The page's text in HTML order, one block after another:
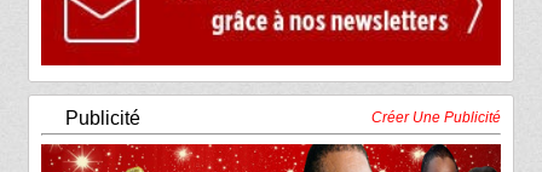
Publicité Créer Une Publicité